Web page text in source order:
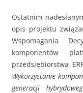
Ostatnim
opis projektu
Wspomagania
komponentów
przedsiębiorstwa
Wykorzystanie
generacji